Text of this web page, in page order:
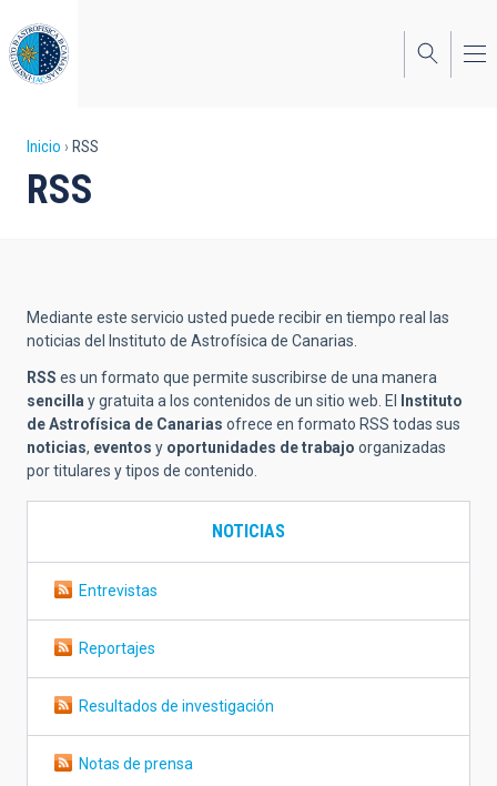
al
contenido
principal
Sobrescribir
enlaces
a
la
navegación
Inicio RSS
RSS
Mediante este servicio usted puede recibir en tiempo real las
noticias del Instituto de Astrofísica de Canarias.
RSS es un formato que permite suscribirse de una manera
sencilla y gratuita a los contenidos de un sitio web. El
Instituto
de Astrofísica de Canarias ofrece en formato RSS todas sus
noticias, eventos y oportunidades de trabajo organizadas
por titulares y tipos de contenido.
NOTICIAS
Entrevistas
Reportajes
Resultados de investigación
Notas de prensa